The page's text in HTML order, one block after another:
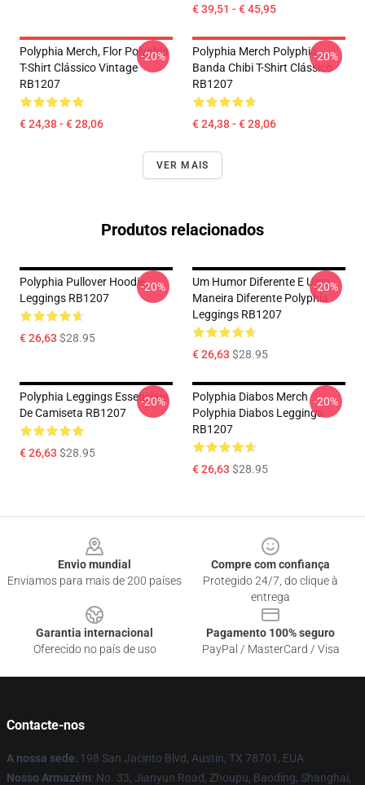
€ 39,51 - € 45,95
Polyphia Merch, Flor Polyphia
T-Shirt Clássico Vintage
RB1207
€ 24,38 - € 28,06
-20%
Polyphia Merch Polyphia
Banda Chibi T-Shirt Clássico
RB1207
€ 24,38 - € 28,06
-20%
VER MAIS
Produtos relacionados
Polyphia Pullover Hoodie
Leggings RB1207
€ 26,63 $28.95
-20%
Um Humor Diferente E Uma
Maneira Diferente Polyphia
Leggings RB1207
€ 26,63 $28.95
-20%
Polyphia Leggings Essenciais
De Camiseta RB1207
€ 26,63 $28.95
-20%
Polyphia Diabos Merch
Polyphia Diabos Leggings
RB1207
€ 26,63 $28.95
-20%
Envio mundial
Enviamos para mais de 200 países
Compre com confiança
Protegido 24/7, do clique à
entrega
Garantia internacional
Oferecido no país de uso
Pagamento 100% seguro
PayPal / MasterCard / Visa
Contacte-nos
A nossa sede: 198 San Jacinto Blvd, Austin, TX 78701, EUA
Nosso Armazém: No. 33, Jianyun Road, Zhoupu, Baoding, Shanghai,